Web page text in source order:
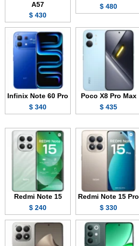
480 $
A57
430 $
Poco X8 Pro Max
435 $
Infinix Note 60 Pro
340 $
Redmi Note 15 Pro
330 $
Redmi Note 15
240 $